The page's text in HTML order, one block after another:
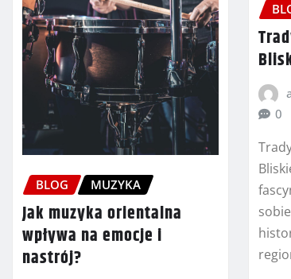
BLOG MUZYKA
Jak muzyka orientalna
wpływa na emocje i
nastrój?
0